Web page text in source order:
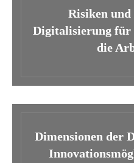
Risiken
Digitalisierung für
die
Dimensionen der